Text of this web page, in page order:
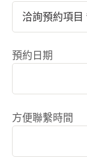
預約日期
方便聯繫時間